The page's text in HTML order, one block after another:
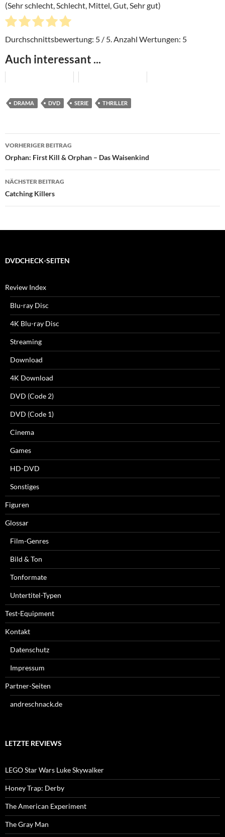
(Sehr schlecht, Schlecht, Mittel, Gut, Sehr gut)
Durchschnittsbewertung: 5 / 5. Anzahl Wertungen: 5
Auch interessant ...
DRAMA DVD SERIE THRILLER
Beitragsnavigation
VORHERIGER BEITRAG
Orphan: First Kill & Orphan – Das Waisenkind
NÄCHSTER BEITRAG
Catching Killers
DVDCHECK-SEITEN
Review Index
Blu-ray Disc
4K Blu-ray Disc
Streaming
Download
4K Download
DVD (Code 2)
DVD (Code 1)
Cinema
Games
HD-DVD
Sonstiges
Figuren
Glossar
Film-Genres
Bild & Ton
Tonformate
Untertitel-Typen
Test-Equipment
Kontakt
Datenschutz
Impressum
Partner-Seiten
andreschnack.de
LETZTE REVIEWS
LEGO Star Wars Luke Skywalker
Honey Trap: Derby
The American Experiment
The Gray Man